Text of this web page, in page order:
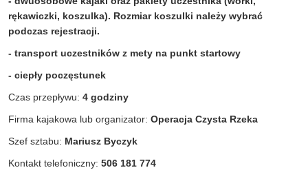
rękawiczki, koszulka). Rozmiar koszulki należy wybrać
podczas rejestracji.
- transport uczestników z mety na punkt startowy
- ciepły poczęstunek
Czas przepływu: 4 godziny
Firma kajakowa lub organizator: Operacja Czysta Rzeka
Szef sztabu: Mariusz Byczyk
Kontakt telefoniczny: 506 181 774